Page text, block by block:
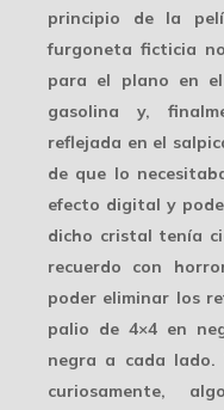
principio de la
furgoneta ficticia
para el plano en
gasolina y,
reflejada en el
de que lo
efecto digital y
dicho cristal tenía
recuerdo con
poder eliminar los
palio de 4×4 en
negra a cada lado.
curiosamente,